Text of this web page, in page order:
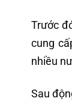
Trước
cung
nhiều
Sau